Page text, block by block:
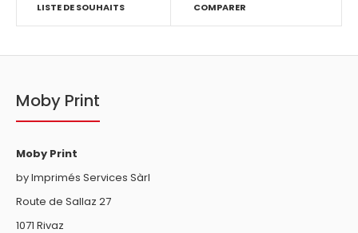
LISTE DE SOUHAITS COMPARER
Moby Print
Moby Print
by Imprimés Services Sàrl
Route de Sallaz 27
1071 Rivaz